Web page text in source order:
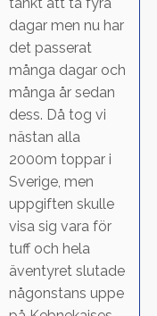
dagar men nu har
det passerat
många dagar och
många år sedan
dess. Då tog vi
nästan alla
2000m toppar i
Sverige, men
uppgiften skulle
visa sig vara för
tuff och hela
äventyret slutade
någonstans uppe